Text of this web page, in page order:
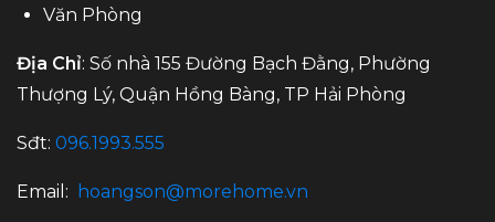
Văn Phòng
Địa Chỉ: Số nhà 155 Đường Bạch Đằng, Phường
Thượng Lý, Quận Hồng Bàng, TP Hải Phòng
Sđt: 096.1993.555
Email: hoangson@morehome.vn